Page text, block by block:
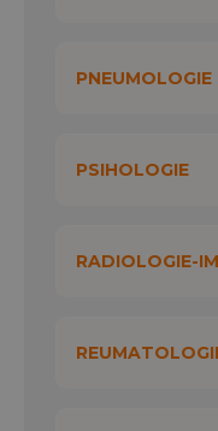
PNEUMOLOGIE
PSIHOLOGIE
RADIOLOGIE-